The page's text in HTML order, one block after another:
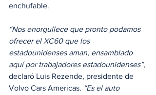
enchufable.
“Nos enorgullece que pronto podamos
ofrecer el XC60 que los
estadounidenses aman, ensamblado
aquí por trabajadores estadounidenses”,
declaró Luis Rezende, presidente de
Volvo Cars Americas. “Es el auto